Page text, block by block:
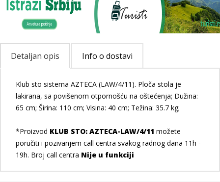
Detaljan opis Info o dostavi
Klub sto sistema AZTECA (LAW/4/11). Ploča stola je
lakirana, sa povišenom otpornošću na oštećenja; Dužina:
65 cm; Širina: 110 cm; Visina: 40 cm; Težina: 35.7 kg;
*Proizvod KLUB STO: AZTECA-LAW/4/11 možete
poručiti i pozivanjem call centra svakog radnog dana 11h -
19h. Broj call centra Nije u funkciji